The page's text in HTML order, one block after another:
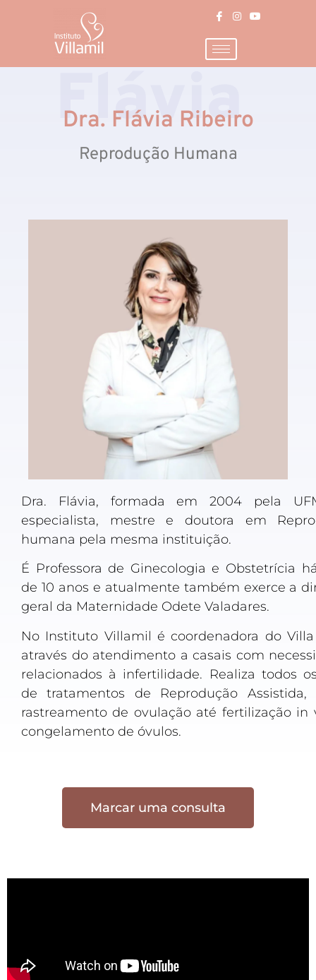
Dra. Flávia Ribeiro
Reprodução Humana
Flávia
Dra. Flávia, formada em 2004 pela
especialista, mestre e doutora em
humana pela mesma instituição.
É Professora de Ginecologia e Obstetrícia
de 10 anos e atualmente também exerce a
geral da Maternidade Odete Valadares.
No Instituto Villamil é coordenadora do
através do atendimento a casais com
relacionados à infertilidade. Realiza todos
de tratamentos de Reprodução Assistida,
rastreamento de ovulação até fertilização in
congelamento de óvulos.
Marcar uma consulta